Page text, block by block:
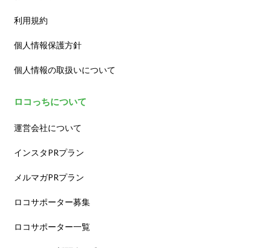
利用規約
個人情報保護方針
個人情報の取扱いについて
ロコっちについて
運営会社について
インスタPRプラン
メルマガPRプラン
ロコサポーター募集
ロコサポーター一覧